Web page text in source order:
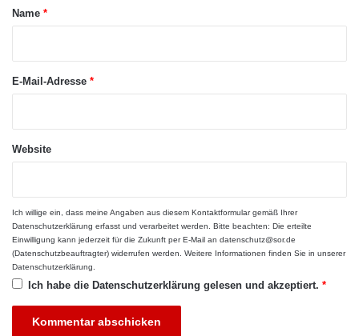
Jugendlichen
die drei Filialen in Recklinghausen und Datteln,
Abschluss des Gymnasiums oder der
Realschule Ausbildungsplätze an. Alle
www.mcdonalds-recklinghausen.de im
Internet. Der Vorteil für die Jugendlichen, die
sich für einen dieser drei Betriebe entscheiden:
Hier bemüht man sich besonders um die
Azubis und fördert sie individuell. Ein
aName *
E-Mail-Adresse *
Website
Ich willige ein, dass meine Angaben aus diesem Kontaktformular gemäß Ihrer
Datenschutzerklärung erfasst und verarbeitet werden. Bitte beachten: Die erteilte
Einwilligung kann jederzeit für die Zukunft per E-Mail an datenschutz@sor.de
(Datenschutzbeauftragter) widerrufen werden. Weitere Informationen finden Sie in unserer
Datenschutzerklärung
Ich habe die Datenschutzerklärung gelesen und akzeptiert. *